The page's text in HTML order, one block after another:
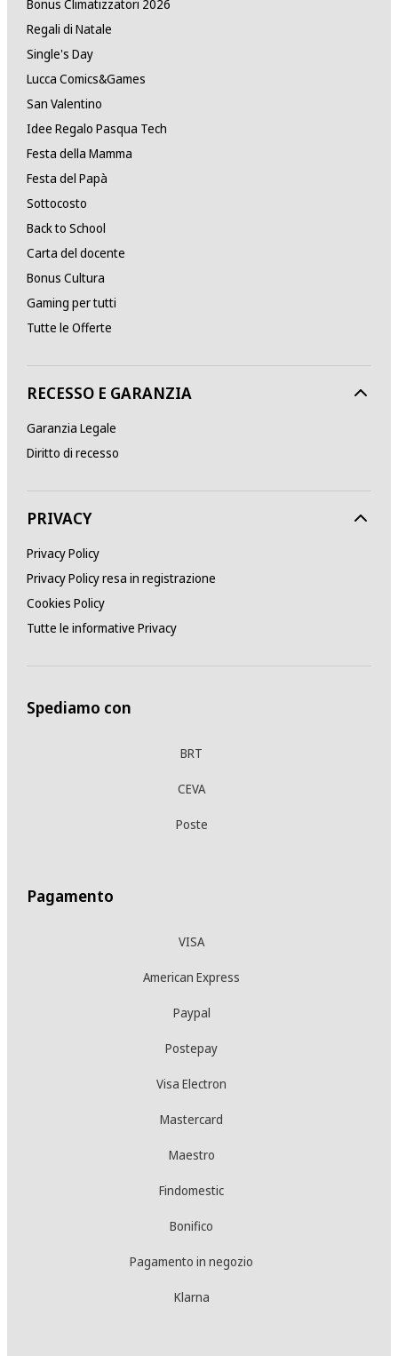
Bonus Climatizzatori 2026
Regali di Natale
Single's Day
Lucca Comics&Games
San Valentino
Idee Regalo Pasqua Tech
Festa della Mamma
Festa del Papà
Sottocosto
Back to School
Carta del docente
Bonus Cultura
Gaming per tutti
Tutte le Offerte
RECESSO E GARANZIA
Garanzia Legale
Diritto di recesso
PRIVACY
Privacy Policy
Privacy Policy resa in registrazione
Cookies Policy
Tutte le informative Privacy
Spediamo con
BRT
CEVA
Poste
Pagamento
VISA
American Express
Paypal
Postepay
Visa Electron
Mastercard
Maestro
Findomestic
Bonifico
Pagamento in negozio
Klarna